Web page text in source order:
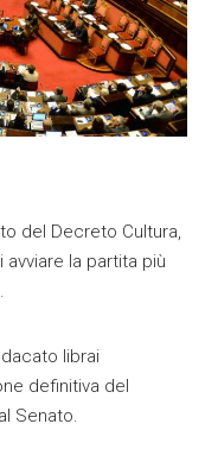
del Decreto Cultura,
la partita più
librai
definitiva del
Senato.